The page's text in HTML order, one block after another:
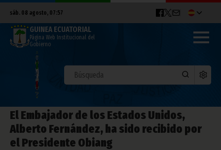
sáb. 08 agosto, 07:57
GUINEA ECUATORIAL
Página Web Institucional del
Gobierno
El Embajador de los Estados Unidos,
Alberto Fernández, ha sido recibido por
el Presidente Obiang